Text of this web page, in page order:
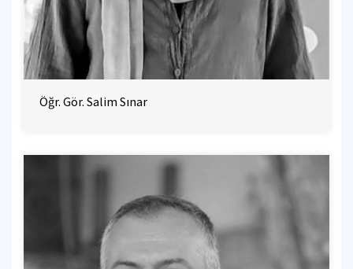
Öğr. Gör. Salim Sınar